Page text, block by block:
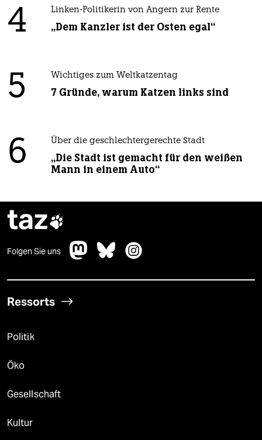
4 Linken-Politikerin von Angern zur Rente
„Dem Kanzler ist der Osten egal“
5 Wichtiges zum Weltkatzentag
7 Gründe, warum Katzen links sind
6 Über die geschlechtergerechte Stadt
„Die Stadt ist gemacht für den weißen
Mann in einem Auto“
taz
Folgen Sie uns
Ressorts
Politik
Öko
Gesellschaft
Kultur